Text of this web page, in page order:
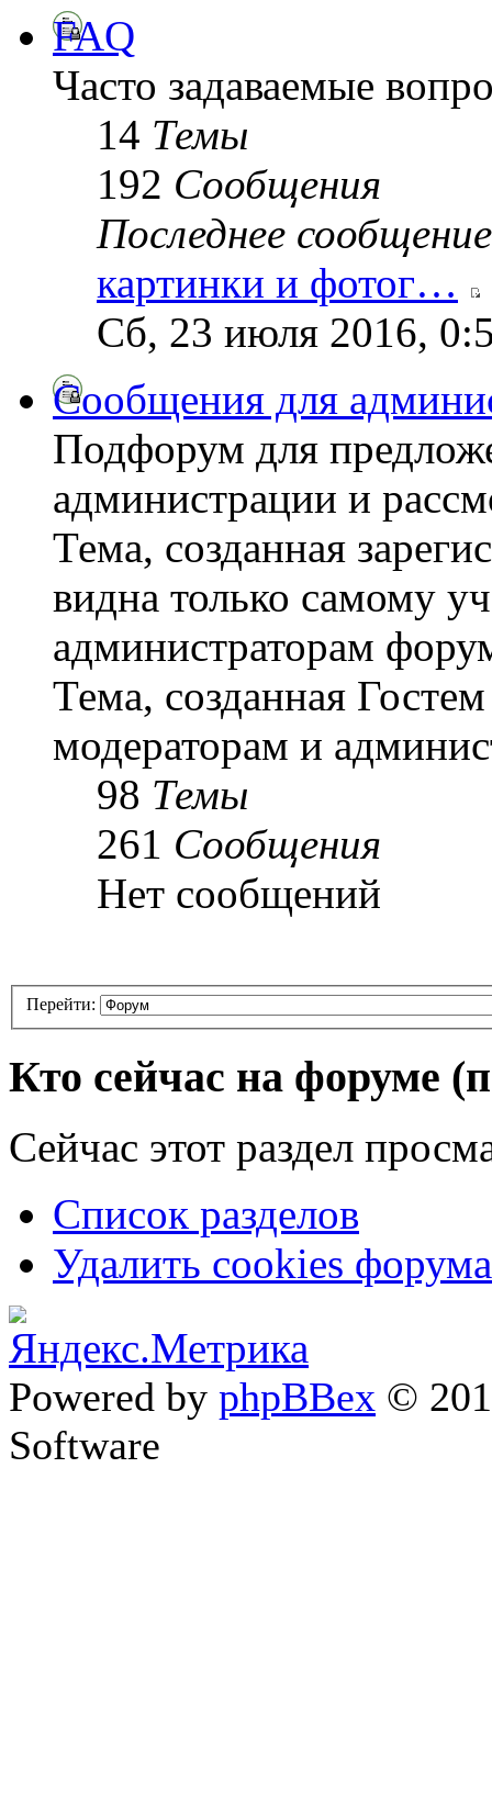
FAQ
Часто задаваемые
14 Темы
192 Сообщения
Последнее сообщение
картинки и фотог…
Сб, 23 июля 2016,
Сообщения для
Подфорум для
администрации и
Тема, созданная
видна только самому
администраторам
Тема, созданная
модераторам и
98 Темы
261 Сообщения
Нет сообщений
Перейти:
Кто сейчас на форуме
Сейчас этот раздел
Список разделов
Удалить cookies форума
Powered by phpBBex ©
Software